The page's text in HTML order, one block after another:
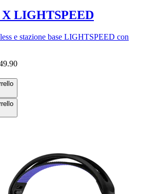
X LIGHTSPEED
e stazione base LIGHTSPEED con